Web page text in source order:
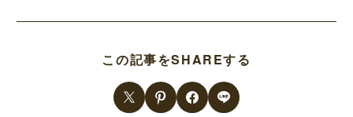
この記事をSHAREする